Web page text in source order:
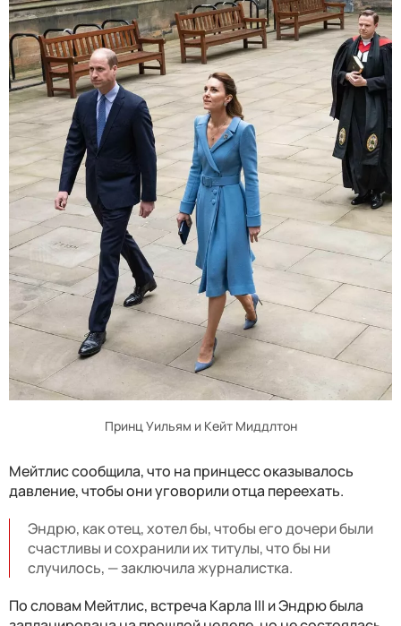
Принц Уильям и Кейт Миддлтон
Мейтлис сообщила, что на принцесс оказывалось
давление, чтобы они уговорили отца переехать.
Эндрю, как отец, хотел бы, чтобы его дочери были
счастливы и сохранили их титулы, что бы ни
случилось, — заключила журналистка.
По словам Мейтлис, встреча Карла III и Эндрю была